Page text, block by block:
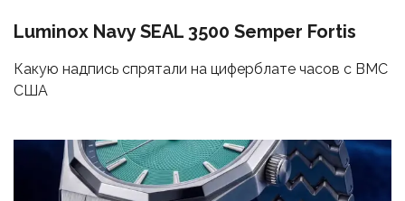
Luminox Navy SEAL 3500 Semper Fortis
Какую надпись спрятали на циферблате часов с ВМС
США